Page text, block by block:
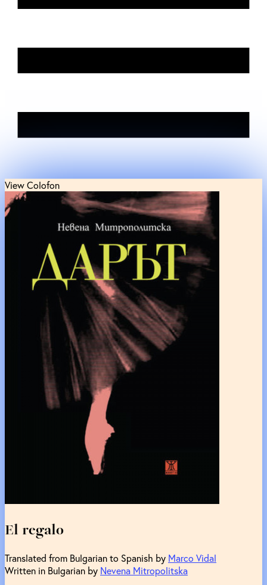
View Colofon
El regalo
Translated from Bulgarian to Spanish by Marco Vidal
Written in Bulgarian by Nevena Mitropolitska